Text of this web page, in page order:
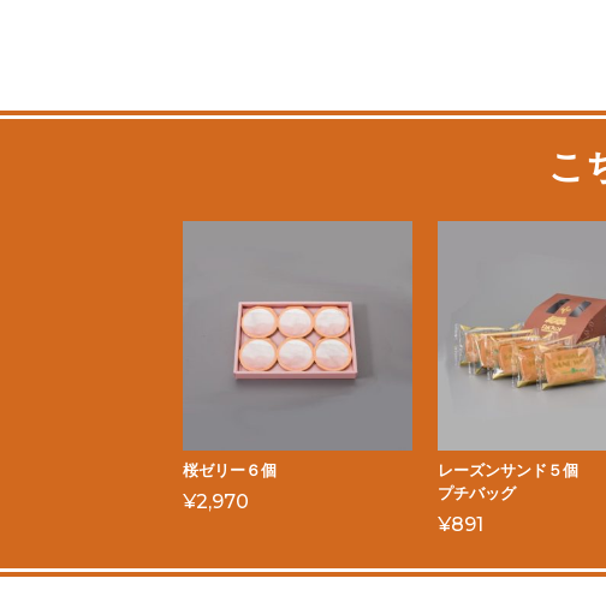
こ
桜ゼリー６個
¥2,970
レーズンサンド５個
プチバッグ
¥891